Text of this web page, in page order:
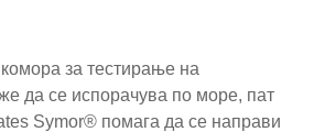
за тестирање на
да се испорачува по море, пат
Symor® помага да се направи